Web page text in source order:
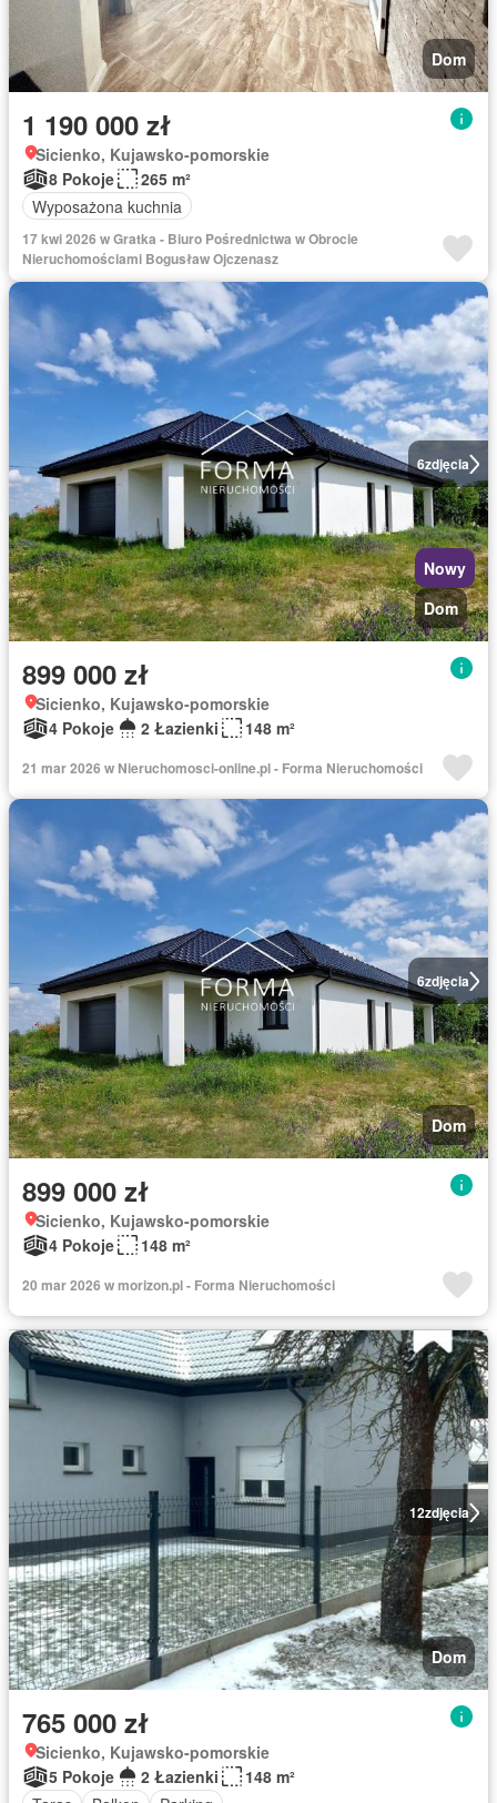
Dom
1 190 000 zł
Sicienko, Kujawsko-pomorskie
8 Pokoje
265 m²
Wyposażona kuchnia
17 kwi 2026 w Gratka - Biuro Pośrednictwa w Obrocie
Nieruchomościami Bogusław Ojczenasz
6zdjęcia
Nowy
Dom
899 000 zł
Sicienko, Kujawsko-pomorskie
4 Pokoje
2 Łazienki 148 m²
21 mar 2026 w Nieruchomosci-online.pl - Forma Nieruchomości
6zdjęcia
Dom
899 000 zł
Sicienko, Kujawsko-pomorskie
4 Pokoje
148 m²
20 mar 2026 w morizon.pl - Forma Nieruchomości
12zdjęcia
Dom
765 000 zł
Sicienko, Kujawsko-pomorskie
5 Pokoje
2 Łazienki
148 m²